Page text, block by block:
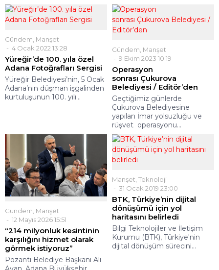
Gündem Manşet
4 Ocak 2022 13:28
Yüreğir’de 100. yıla özel
Adana Fotoğrafları Sergisi
Yüreğir Belediyesi’nin, 5 Ocak
Adana’nın düşman işgalinden
kurtuluşunun 100. yılı...
Gündem Manşet
9 Ekim 2023 10:19
Operasyon
sonrası Çukurova
Belediyesi / Editör’den
Geçtiğimiz günlerde
Çukurova Belediyesine
yapılan İmar yolsuzluğu ve
rüşvet operasyonu...
Gündem Manşet
12 Mayıs 2026 15:51
“214 milyonluk kesintinin
karşılığını hizmet olarak
görmek istiyoruz”
Pozantı Belediye Başkanı Ali
Manşet Teknoloji
31 Ocak 2019 23:00
BTK, Türkiye’nin dijital
dönüşümü için yol
haritasını belirledi
Bilgi Teknolojiler ve İletişim
Kurumu (BTK), Türkiye'nin
dijital dönüşüm sürecini...